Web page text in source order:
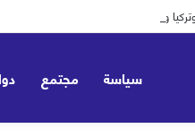
وتركيا وباكستان تؤسس مظلة ردع
سياسة مجتمع